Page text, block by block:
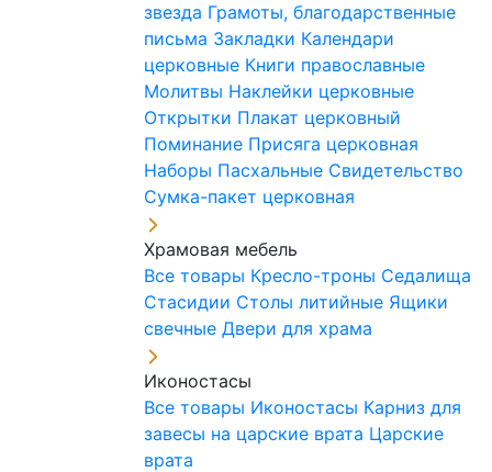
звезда Грамоты, благодарственные
письма Закладки Календари
церковные Книги православные
Молитвы Наклейки церковные
Открытки Плакат церковный
Поминание Присяга церковная
Наборы Пасхальные Свидетельство
Сумка-пакет церковная
Храмовая мебель
Все товары Кресло-троны Седалища
Стасидии Столы литийные Ящики
свечные Двери для храма
Иконостасы
Все товары Иконостасы Карниз для
завесы на царские врата Царские
врата